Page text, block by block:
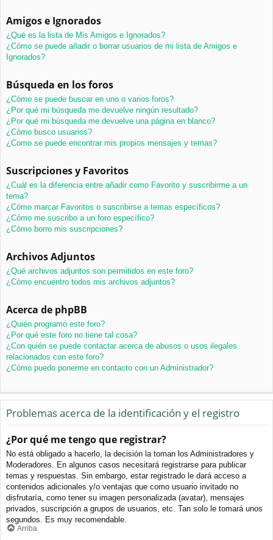
Amigos e Ignorados
¿Qué es la lista de Mis Amigos e Ignorados?
¿Cómo se puede añadir o borrar usuarios de mi lista de Amigos e
Ignorados?
Búsqueda en los foros
¿Cómo se puede buscar en uno o varios foros?
¿Por qué mi búsqueda me devuelve ningún resultado?
¿Por qué mi búsqueda me devuelve una página en blanco?
¿Cómo busco usuarios?
¿Como se puede encontrar mis propios mensajes y temas?
Suscripciones y Favoritos
¿Cuál es la diferencia entre añadir como Favorito y suscribirme a un
tema?
¿Cómo marcar Favoritos o suscribirse a temas específicos?
¿Cómo me suscribo a un foro específico?
¿Cómo borro mis suscripciones?
Archivos Adjuntos
¿Qué archivos adjuntos son permitidos en este foro?
¿Cómo encuentro todos mis archivos adjuntos?
Acerca de phpBB
¿Quién programó este foro?
¿Por qué este foro no tiene tal cosa?
¿Con quién se puede contactar acerca de abusos o usos ilegales
relacionados con este foro?
¿Cómo puedo ponerme en contacto con un Administrador?
Problemas acerca de la identificación y el registro
¿Por qué me tengo que registrar?
No está obligado a hacerlo, la decisión la toman los Administradores y
Moderadores. En algunos casos necesitará registrarse para publicar
temas y respuestas. Sin embargo, estar registrado le dará acceso a
contenidos adicionales y/o ventajas que como usuario invitado no
disfrutaría, como tener su imagen personalizada (avatar), mensajes
privados, suscripción a grupos de usuarios, etc. Tan solo le tomará unos
segundos. Es muy recomendable.
Arriba